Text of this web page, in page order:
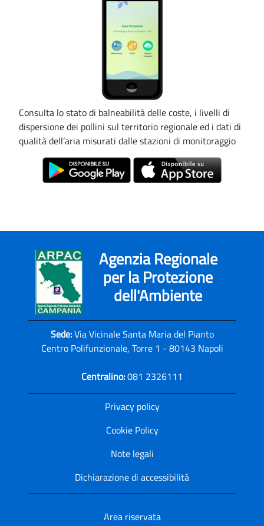
Consulta lo stato di balneabilità delle coste, i livelli di
dispersione dei pollini sul territorio regionale ed i dati di
qualità dell’aria misurati dalle stazioni di monitoraggio
Agenzia Regionale
per la Protezione
dell'Ambiente
Sede:Via Vicinale Santa Maria del Pianto
Centro Polifunzionale, Torre 1 - 80143 Napoli
Centralino:081 2326111
Privacy policy
Cookie Policy
Note legali
Dichiarazione di accessibilitá
Area riservata